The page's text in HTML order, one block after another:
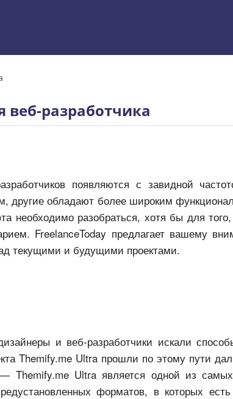
веб-разработчика
появляются с завидной
другие обладают более широким
необходимо разобраться, хотя бы для
FreelanceToday предлагает вашему
текущими и будущими проектами.
и веб-разработчики искали
Themify.me Ultra прошли по этому пути
Themify.me Ultra является одной из
форматов, в которых